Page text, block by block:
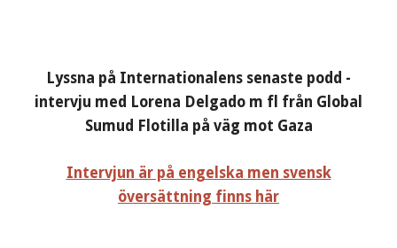
Lyssna på Internationalens senaste podd -
intervju med Lorena Delgado m fl från Global
Sumud Flotilla på väg mot Gaza
Intervjun är på engelska men svensk
översättning finns här